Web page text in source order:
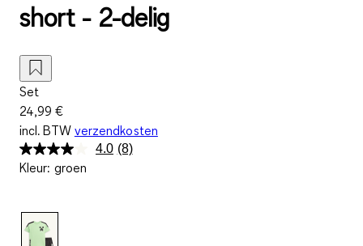
short - 2-delig
Set
24,99 €
incl. BTW verzendkosten
4.0 Lees
(8)
Kleur: groen